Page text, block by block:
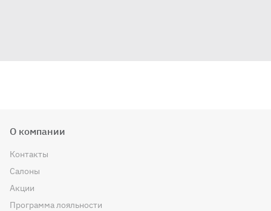
О компании
Контакты
Салоны
Акции
Программа лояльности